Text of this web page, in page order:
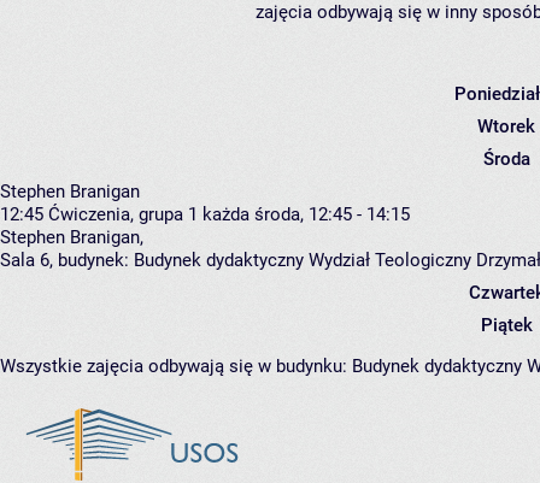
zajęcia odbywają się w inny
Wtorek
Środa
Stephen Branigan
12:45 Ćwiczenia, grupa 1 każda środa, 12:45 - 14:15
Stephen Branigan,
Sala 6, budynek: Budynek dydaktyczny Wydział Teologiczny
Piątek
Wszystkie zajęcia odbywają się w budynku: Budynek dydaktyczny